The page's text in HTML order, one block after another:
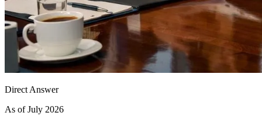
Direct Answer
As of July 2026